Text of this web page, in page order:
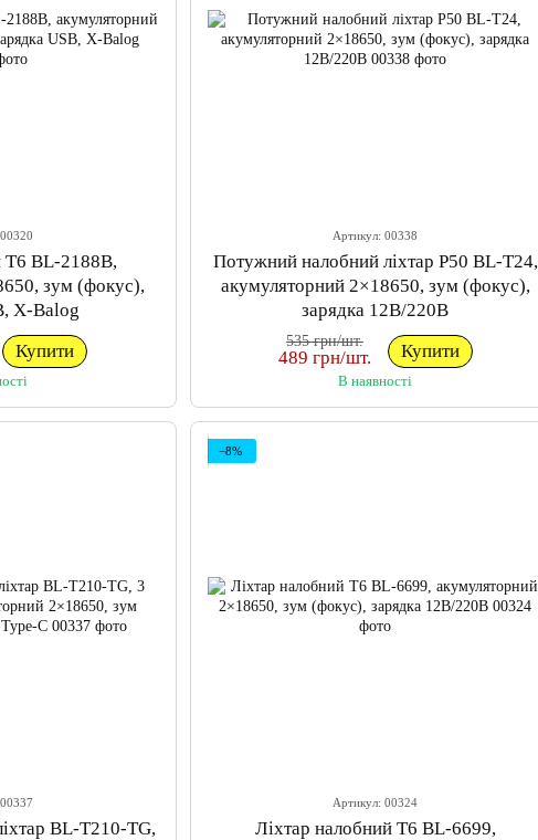
T6 BL-2188B,
зум (фокус),
X-Balog
Купити
Артикул: 00338
Потужний налобний ліхтар P50 BL-T24,
акумуляторний 2×18650, зум (фокус),
зарядка 12В/220В
535 грн/шт.
489 грн/шт. Купити
В наявності
BL-T210-TG,
−8%
Артикул: 00324
Ліхтар налобний T6 BL-6699,